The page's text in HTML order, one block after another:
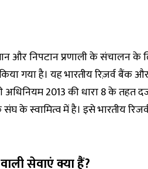
और निपटान प्रणाली के संचालन के
गया है। यह भारतीय रिज़र्व बैंक और
2013 की धारा 8 के तहत
स्वामित्व में है। इसे भारतीय रिजर्व
सेवाएं क्या हैं?